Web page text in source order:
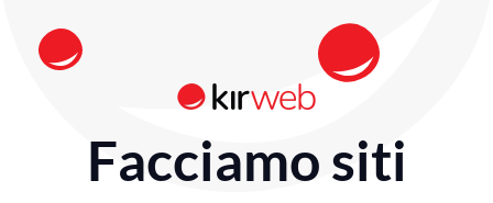
Facciamo siti